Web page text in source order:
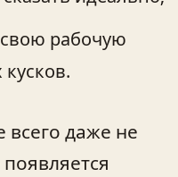
рабочую
всего даже не